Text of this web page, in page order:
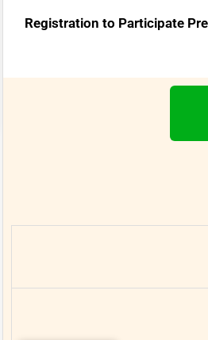
receive the latest industry
and more!